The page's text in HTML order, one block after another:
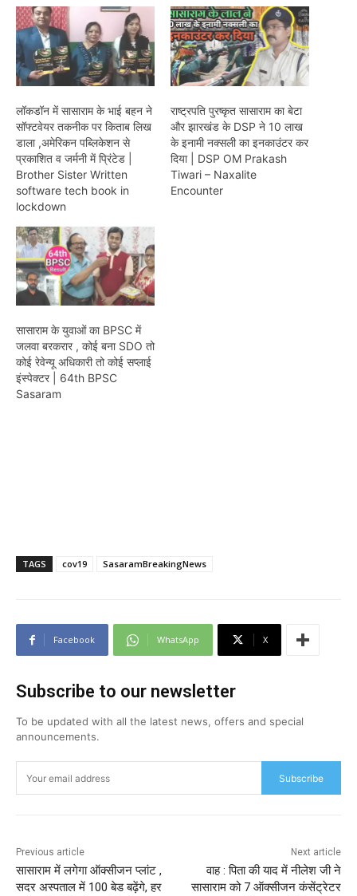
लॉकडॉन में सासाराम के भाई बहन ने
सॉफ्टवेयर तकनीक पर किताब लिख
डाला ,अमेरिकन पब्लिकेशन से
प्रकाशित व जर्मनी में प्रिंटेड |
Brother Sister Written
software tech book in
lockdown
राष्ट्रपति पुरष्कृत सासाराम का बेटा
और झारखंड के DSP ने 10 लाख
के इनामी नक्सली का इनकाउंटर कर
दिया | DSP OM Prakash
Tiwari – Naxalite
Encounter
सासाराम के युवाओं का BPSC में
जलवा बरकरार , कोई बना SDO तो
कोई रेवेन्यू अधिकारी तो कोई सप्लाई
इंस्पेक्टर | 64th BPSC
Sasaram
TAGS cov19 SasaramBreakingNews
Facebook WhatsApp X
Subscribe to our newsletter
To be updated with all the latest news, offers and special
announcements.
Subscribe
Previous article
सासाराम में लगेगा ऑक्सीजन प्लांट ,
सदर अस्पताल में 100 बेड बढ़ेंगे, हर
Next article
वाह : पिता की याद में नीलेश जी ने
सासाराम को 7 ऑक्सीजन कंसेंट्रेटर